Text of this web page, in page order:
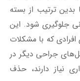
شما